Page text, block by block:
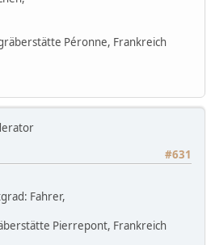
Péronne, Frankreich
#631
Fahrer,
Pierrepont, Frankreich